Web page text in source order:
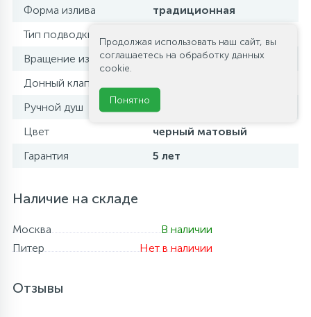
Форма излива
традиционная
Тип подводки
Вращение излива
фиксированный
Донный клапан
Ручной душ
есть
Цвет
черный матовый
Гарантия
5 лет
Наличие на складе
Москва
В наличии
Питер
Нет в наличии
Отзывы
Продолжая использовать наш сайт, вы
соглашаетесь на обработку данных
cookie.
Понятно